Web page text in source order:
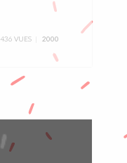
436 VUES 2000